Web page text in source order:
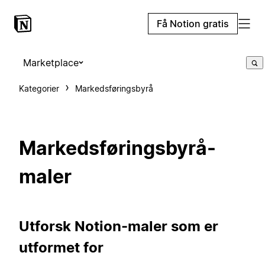
Få Notion gratis
Marketplace
Kategorier Markedsføringsbyrå
Markedsføringsbyrå-
maler
Utforsk Notion-maler som er
utformet for